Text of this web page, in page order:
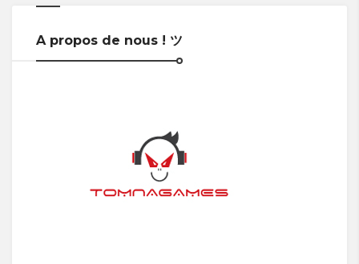
A propos de nous ! ツ